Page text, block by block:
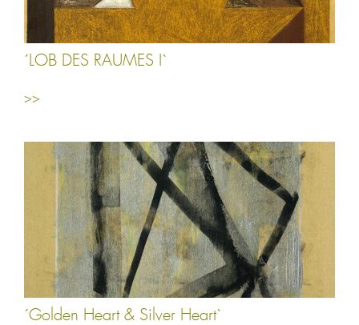
´LOB DES RAUMES I`
>>
´Golden Heart & Silver Heart`